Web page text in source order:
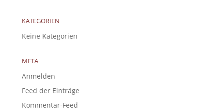
KATEGORIEN
Keine Kategorien
META
Anmelden
Feed der Einträge
Kommentar-Feed